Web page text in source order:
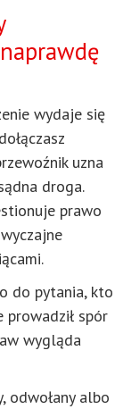
wydaje się
uzna
droga.
prawo
do pytania, kto
spór
wygląda
odwołany albo